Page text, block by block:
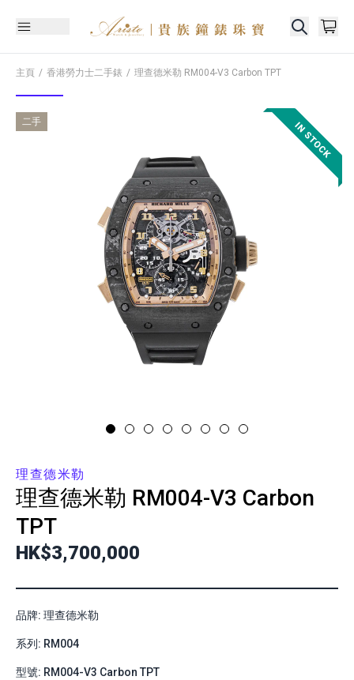
主頁 香港勞力士二手錶 理查德米勒 RM004-V3 Carbon TPT
二手
理查德米勒
理查德米勒 RM004-V3 Carbon
TPT
HK$3,700,000
品牌: 理查德米勒
系列: RM004
型號: RM004-V3 Carbon TPT